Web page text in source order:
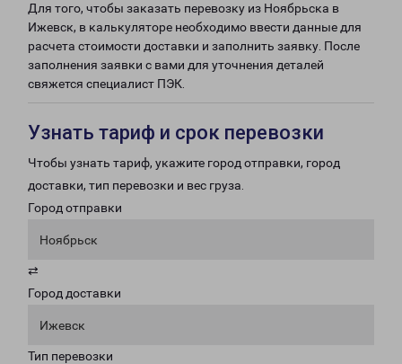
Для того, чтобы заказать перевозку из Ноябрьска в
Ижевск, в калькуляторе необходимо ввести данные для
расчета стоимости доставки и заполнить заявку. После
заполнения заявки с вами для уточнения деталей
свяжется специалист ПЭК.
Узнать тариф и срок перевозки
Чтобы узнать тариф, укажите город отправки, город
доставки, тип перевозки и вес груза.
Город отправки
Ноябрьск
⇄
Город доставки
Ижевск
Тип перевозки